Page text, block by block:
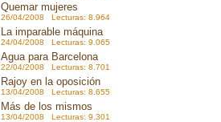
Quemar mujeres
26/04/2008 Lecturas: 8.964
La imparable máquina
24/04/2008 Lecturas: 9.065
Agua para Barcelona
22/04/2008 Lecturas: 8.701
Rajoy en la oposición
13/04/2008 Lecturas: 8.655
Más de los mismos
13/04/2008 Lecturas: 9.301